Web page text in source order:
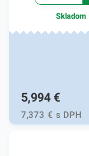
Skladom
5,994 €
7,373 € s DPH